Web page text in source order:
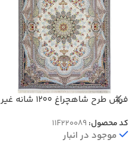
فرش طرح شاهچراغ 1200 شانه غیر
کد محصول: 11F220089
موجود در انبار